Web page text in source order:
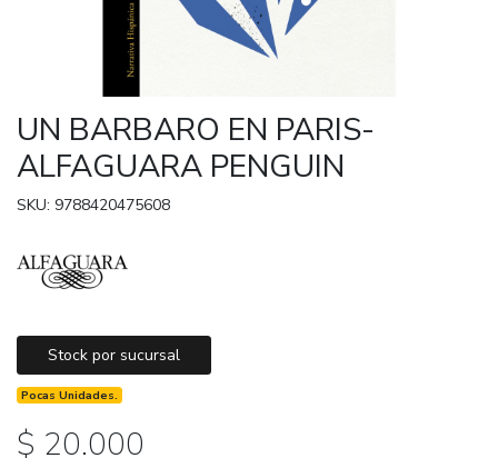
UN BARBARO EN PARIS-
ALFAGUARA PENGUIN
SKU: 9788420475608
Stock por sucursal
Pocas Unidades.
$ 20.000